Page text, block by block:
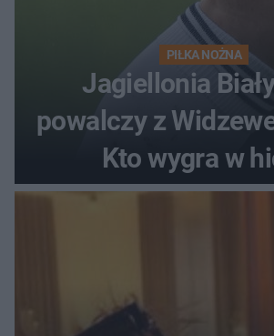
PIŁKA NOŻNA
Jagiellonia
powalczy z
Kto wygra w